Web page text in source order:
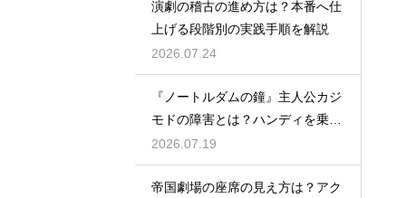
演劇の稽古の進め方は？本番へ仕
上げる段階別の実践手順を解説
2026.07.24
『ノートルダムの鐘』主人公カジ
モドの障害とは？ハンディを乗り
越える姿に感動
2026.07.19
帝国劇場の座席の見え方は？アク